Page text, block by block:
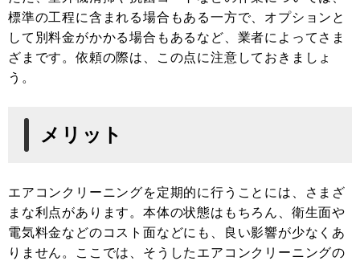
標準の工程に含まれる場合もある一方で、オプションと
して別料金がかかる場合もあるなど、業者によってさま
ざまです。依頼の際は、この点に注意しておきましょ
う。
メリット
エアコンクリーニングを定期的に行うことには、さまざ
まな利点があります。本体の状態はもちろん、衛生面や
電気料金などのコスト面などにも、良い影響が少なくあ
りません。ここでは、そうしたエアコンクリーニングの